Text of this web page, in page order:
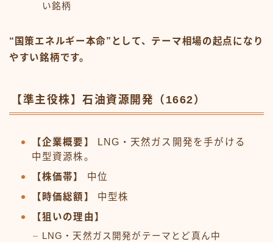
い銘柄
“国策エネルギー本命”として、テーマ相場の起点になり
やすい銘柄です。
【準主役株】石油資源開発（1662）
【企業概要】
LNG・天然ガス開発を手がける
中型資源株。
【株価帯】
中位
【時価総額】
中型株
【狙いの理由】
LNG・天然ガス開発がテーマとど真ん中